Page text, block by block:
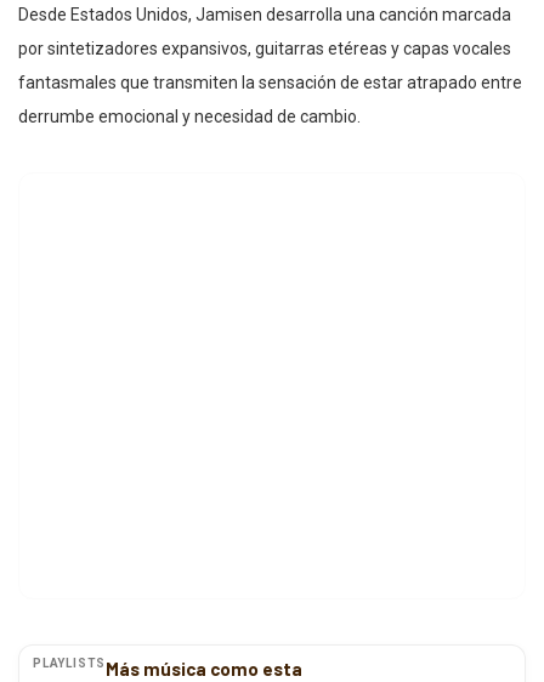
Desde Estados Unidos, Jamisen desarrolla una canción marcada
por sintetizadores expansivos, guitarras etéreas y capas vocales
fantasmales que transmiten la sensación de estar atrapado entre
derrumbe emocional y necesidad de cambio.
PLAYLISTS Más música como esta